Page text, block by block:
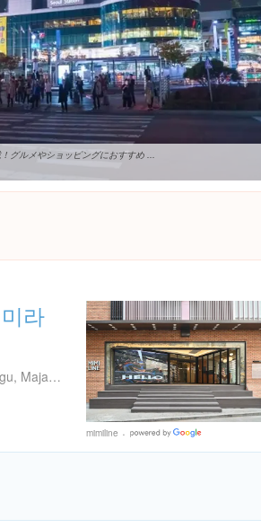
グルメやショッピングにおすすめ ...
라
大韓民国 Seoul, Jung-gu, Majang-ro, 30 MiMi line 1~3층 9층
mimiline
Places